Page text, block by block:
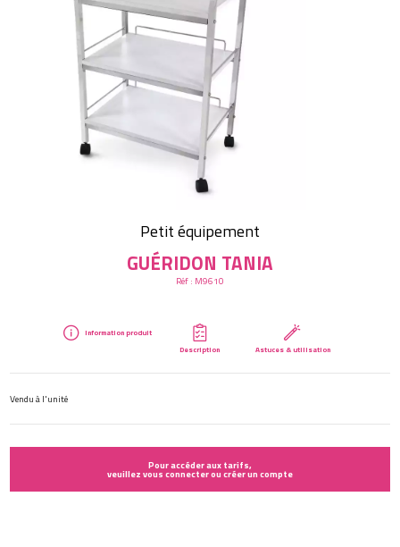
Créer mon compte
Petit équipement
GUÉRIDON TANIA
Réf : M9610
Information produit
Description
Astuces & utilisation
Vendu à l'unité
Pour accéder aux tarifs,
veuillez vous connecter ou créer un compte